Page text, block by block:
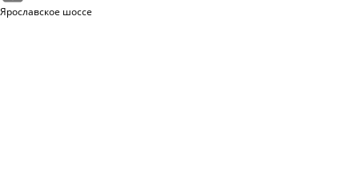
Ярославское шоссе